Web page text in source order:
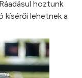
hoztunk
kísérői lehetnek a